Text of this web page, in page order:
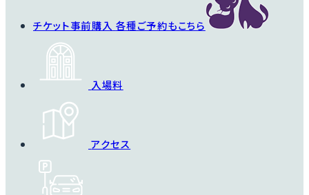
チケット事前購入 各種ご予約もこちら
入場料
アクセス